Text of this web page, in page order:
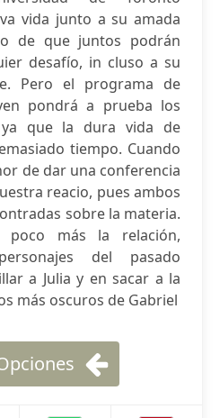
vida junto a su amada
de que juntos podrán
desafío, in cluso a su
Pero el programa de
pondrá a prueba los
que la dura vida de
tiempo. Cuando
de dar una conferencia
reacio, pues ambos
sobre la materia.
poco más la relación,
del pasado
a Julia y en sacar a la
más oscuros de Gabriel